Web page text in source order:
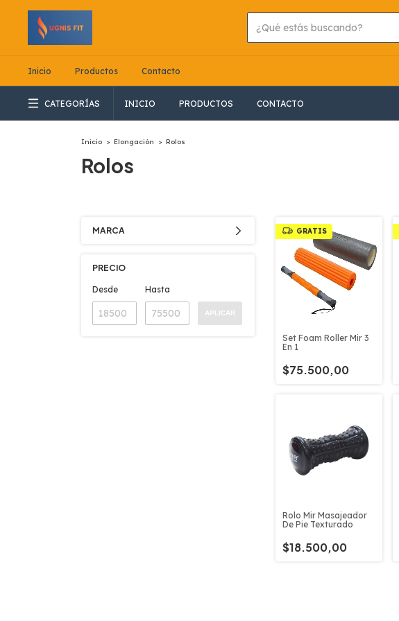
Inicio Productos Contacto
CATEGORÍAS INICIO PRODUCTOS CONTACTO
Inicio > Elongación > Rolos
Rolos
MARCA
PRECIO
Desde Hasta
APLICAR
GRATIS
Set Foam Roller Mir 3
En 1
$75.500,00
Rolo Mir Masajeador
De Pie Texturado
$18.500,00